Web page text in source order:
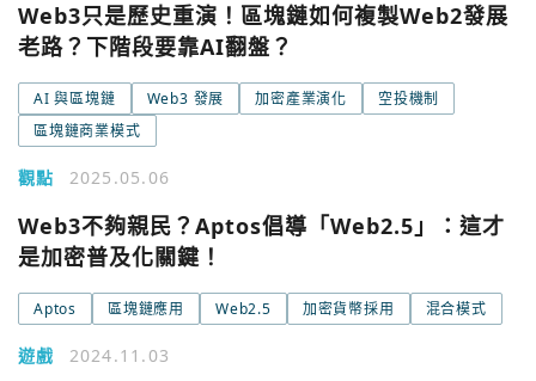
Web3只是歷史重演！區塊鏈如何複製Web2發展
老路？下階段要靠AI翻盤？
AI 與區塊鏈 Web3 發展 加密產業演化
空投機制
區塊鏈商業模式
觀點 2025.05.06
Web3不夠親民？Aptos倡導「Web2.5」：這才
是加密普及化關鍵！
Aptos 區塊鏈應用 Web2.5 加密貨幣採用 混合模式
遊戲 2024.11.03